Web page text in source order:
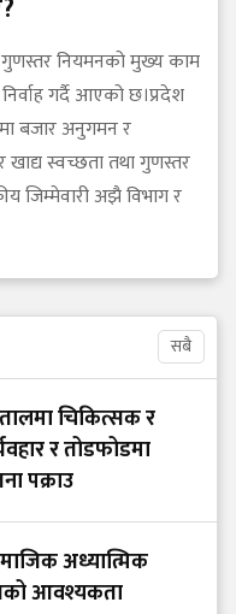
गुणस्तर नियमनको मुख्य काम
गर्दै आएको छ।प्रदेश
बजार अनुगमन र
स्वच्छता तथा गुणस्तर
जिम्मेवारी अझै विभाग र
सबै
चिकित्सक र
र तोडफोडमा
पक्राउ
अध्यात्मिक
आवश्यकता